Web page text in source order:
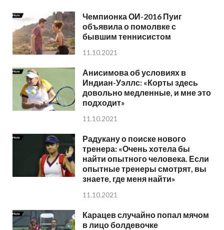
Чемпионка ОИ-2016 Пуиг
объявила о помолвке с
бывшим теннисистом
11.10.2021
Анисимова об условиях в
Индиан-Уэллс: «Корты здесь
довольно медленные, и мне это
подходит»
11.10.2021
Радукану о поиске нового
тренера: «Очень хотела бы
найти опытного человека. Если
опытные тренеры смотрят, вы
знаете, где меня найти»
11.10.2021
Карацев случайно попал мячом
в лицо болдевочке